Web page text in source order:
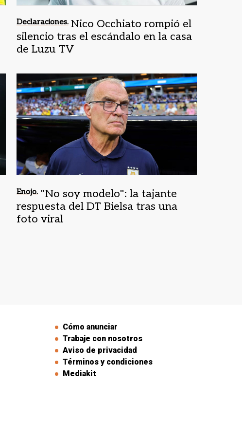
Declaraciones. Nico Occhiato rompió el
silencio tras el escándalo en la casa
de Luzu TV
Enojo. "No soy modelo": la tajante
respuesta del DT Bielsa tras una
foto viral
Cómo anunciar
Trabaje con nosotros
Aviso de privacidad
Términos y condiciones
Mediakit